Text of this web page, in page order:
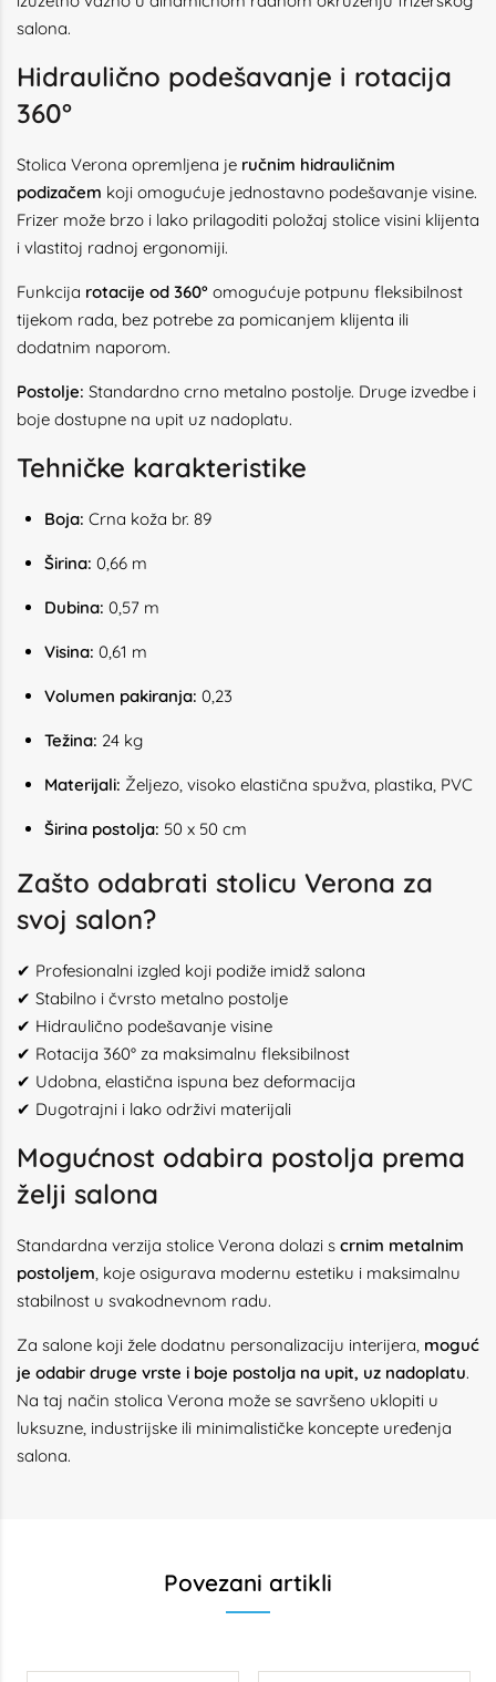
salona.
Hidraulično podešavanje i rotacija
360°
Stolica Verona opremljena je ručnim hidrauličnim
podizačem koji omogućuje jednostavno podešavanje visine.
Frizer može brzo i lako prilagoditi položaj stolice visini klijenta
i vlastitoj radnoj ergonomiji.
Funkcija rotacije od 360° omogućuje potpunu fleksibilnost
tijekom rada, bez potrebe za pomicanjem klijenta ili
dodatnim naporom.
Postolje: Standardno crno metalno postolje. Druge izvedbe i
boje dostupne na upit uz nadoplatu.
Tehničke karakteristike
Boja: Crna koža br. 89
Širina: 0,66 m
Dubina: 0,57 m
Visina: 0,61 m
Volumen pakiranja: 0,23
Težina: 24 kg
Materijali: Željezo, visoko elastična spužva, plastika, PVC
Širina postolja: 50 x 50 cm
Zašto odabrati stolicu Verona za
svoj salon?
✔ Profesionalni izgled koji podiže imidž salona
✔ Stabilno i čvrsto metalno postolje
✔ Hidraulično podešavanje visine
✔ Rotacija 360° za maksimalnu fleksibilnost
✔ Udobna, elastična ispuna bez deformacija
✔ Dugotrajni i lako održivi materijali
Mogućnost odabira postolja prema
želji salona
Standardna verzija stolice Verona dolazi s crnim metalnim
postoljem, koje osigurava modernu estetiku i maksimalnu
stabilnost u svakodnevnom radu.
Za salone koji žele dodatnu personalizaciju interijera, moguć
je odabir druge vrste i boje postolja na upit, uz nadoplatu.
Na taj način stolica Verona može se savršeno uklopiti u
luksuzne, industrijske ili minimalističke koncepte uređenja
salona.
Povezani artikli